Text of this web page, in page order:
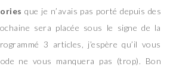
que je n’avais pas porté depuis des
sera placée sous le signe de la
3 articles, j’espère qu’il vous
ne vous manquera pas (trop). Bon